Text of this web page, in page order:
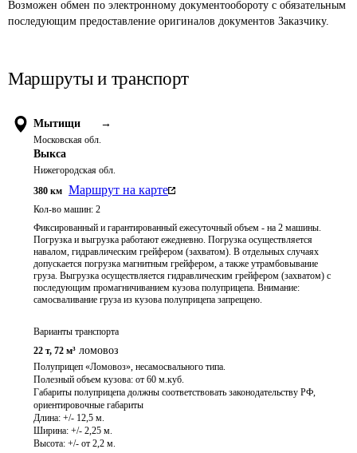
Возможен обмен по электронному документообороту с обязательным
последующим предоставление оригиналов документов Заказчику.
Маршруты и транспорт
Мытищи →
Московская обл.
Выкса
Нижегородская обл.
380 км Маршрут на карте
Кол-во машин: 2
Фиксированный и гарантированный ежесуточный объем - на 2 машины.
Погрузка и выгрузка работают ежедневно. Погрузка осуществляется
навалом, гидравлическим грейфером (захватом). В отдельных случаях
допускается погрузка магнитным грейфером, а также утрамбовывание
груза. Выгрузка осуществляется гидравлическим грейфером (захватом) с
последующим промагничиванием кузова полуприцепа. Внимание:
самосваливание груза из кузова полуприцепа запрещено.
Варианты транспорта
22 т, 72 м³ ломовоз
Полуприцеп «Ломовоз», несамосвального типа.
Полезный объем кузова: от 60 м.куб.
Габариты полуприцепа должны соответствовать законодательству РФ,
ориентировочные габариты
Длина: +/- 12,5 м.
Ширина: +/- 2,25 м.
Высота: +/- от 2,2 м.